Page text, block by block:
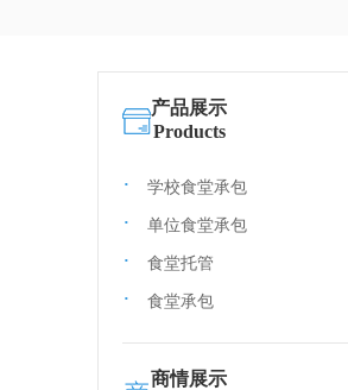
产品展示
Products
学校食堂承包
单位食堂承包
食堂托管
食堂承包
商情展示